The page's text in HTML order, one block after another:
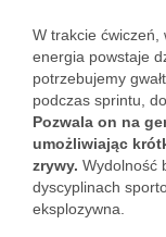
W trakcie ćwiczeń,
energia powstaje
potrzebujemy
podczas sprintu,
Pozwala on na
umożliwiając
zrywy. Wydolność
dyscyplinach
eksplozywna.